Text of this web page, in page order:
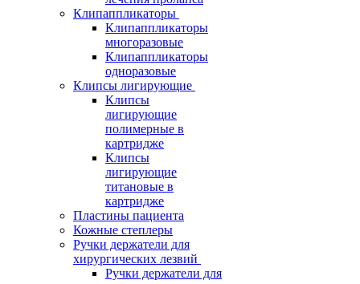
Клипаппликаторы
Клипаппликаторы
многоразовые
Клипаппликаторы
одноразовые
Клипсы лигирующие
Клипсы
лигирующие
полимерные в
картридже
Клипсы
лигирующие
титановые в
картридже
Пластины пациента
Кожные степлеры
Ручки держатели для
хирургических лезвий
Ручки держатели для